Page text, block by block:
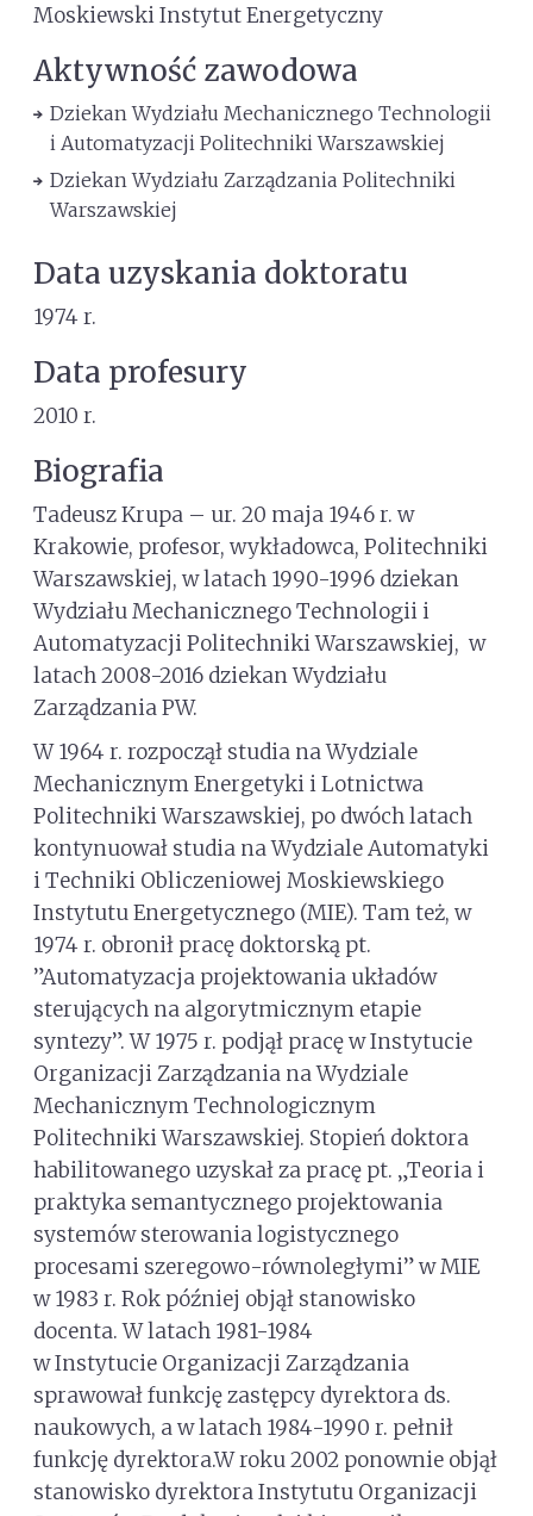
Moskiewski Instytut Energetyczny
Aktywność zawodowa
Dziekan Wydziału Mechanicznego Technologii
i Automatyzacji Politechniki Warszawskiej
Dziekan Wydziału Zarządzania Politechniki
Warszawskiej
Data uzyskania doktoratu
1974 r.
Data profesury
2010 r.
Biografia
Tadeusz Krupa – ur. 20 maja 1946 r. w
Krakowie, profesor, wykładowca, Politechniki
Warszawskiej, w latach 1990-1996 dziekan
Wydziału Mechanicznego Technologii i
Automatyzacji Politechniki Warszawskiej, w
latach 2008-2016 dziekan Wydziału
Zarządzania PW.
W 1964 r. rozpoczął studia na Wydziale
Mechanicznym Energetyki i Lotnictwa
Politechniki Warszawskiej, po dwóch latach
kontynuował studia na Wydziale Automatyki
i Techniki Obliczeniowej Moskiewskiego
Instytutu Energetycznego (MIE). Tam też, w
1974 r. obronił pracę doktorską pt.
”Automatyzacja projektowania układów
sterujących na algorytmicznym etapie
syntezy”. W 1975 r. podjął pracę w Instytucie
Organizacji Zarządzania na Wydziale
Mechanicznym Technologicznym
Politechniki Warszawskiej. Stopień doktora
habilitowanego uzyskał za pracę pt. „Teoria i
praktyka semantycznego projektowania
systemów sterowania logistycznego
procesami szeregowo-równoległymi” w MIE
w 1983 r. Rok później objął stanowisko
docenta. W latach 1981-1984
w Instytucie Organizacji Zarządzania
sprawował funkcję zastępcy dyrektora ds.
naukowych, a w latach 1984-1990 r. pełnił
funkcję dyrektora.W roku 2002 ponownie objął
stanowisko dyrektora Instytutu Organizacji